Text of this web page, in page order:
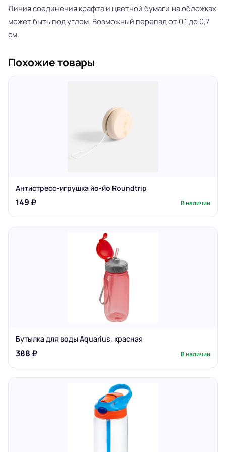
Линия соединения крафта и цветной бумаги на обложках
может быть под углом. Возможный перепад от 0,1 до 0,7
см.
Похожие товары
Антистресс-игрушка йо-йо Roundtrip
149 ₽ В наличии
Бутылка для воды Aquarius, красная
388 ₽ В наличии